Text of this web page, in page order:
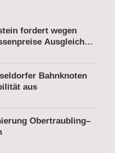
fordert wegen
Ausgleich
Bahnknoten
aus
Obertraubling–